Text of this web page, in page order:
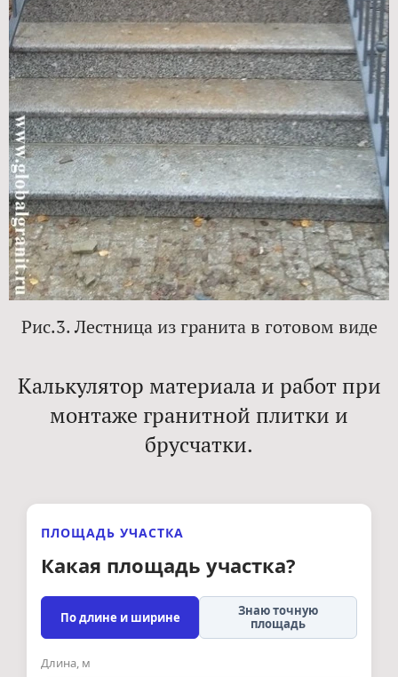
Рис.3. Лестница из гранита в готовом виде​
Калькулятор материала и работ при
монтаже гранитной плитки и
брусчатки.
ПЛОЩАДЬ УЧАСТКА
Какая площадь участка?
По длине и ширине
Знаю точную
площадь
Длина, м